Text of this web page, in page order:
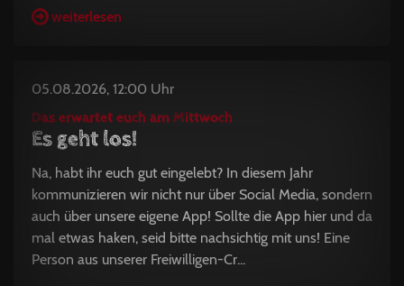
weiterlesen
05.08.2026, 12:00 Uhr
Das erwartet euch am Mittwoch
Es geht los!
Na, habt ihr euch gut eingelebt? In diesem Jahr
kommunizieren wir nicht nur über Social Media, sondern
auch über unsere eigene App! Sollte die App hier und da
mal etwas haken, seid bitte nachsichtig mit uns! Eine
Person aus unserer Freiwilligen-Cr...